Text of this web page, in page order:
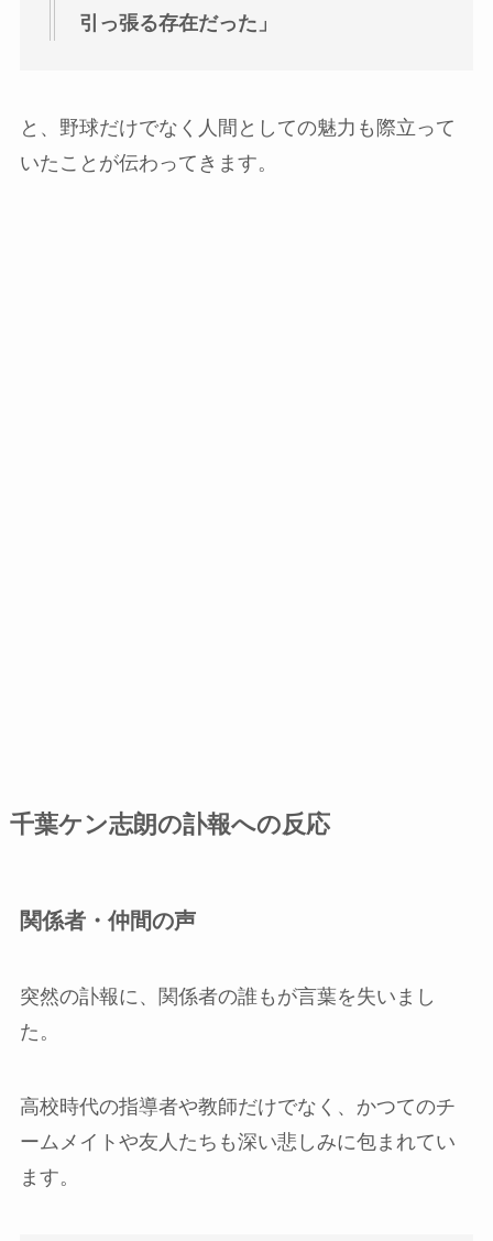
引っ張る存在だった」
と、野球だけでなく人間としての魅力も際立って
いたことが伝わってきます。
千葉ケン志朗の訃報への反応
関係者・仲間の声
突然の訃報に、関係者の誰もが言葉を失いまし
た。
高校時代の指導者や教師だけでなく、かつてのチ
ームメイトや友人たちも深い悲しみに包まれてい
ます。